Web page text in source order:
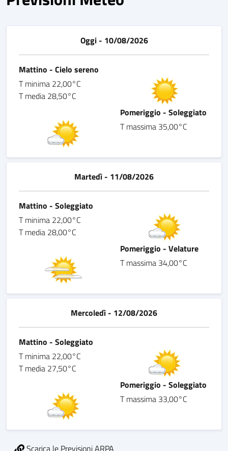
Oggi - 10/08/2026
Mattino - Cielo sereno
T minima 22,00°C
T media 28,50°C
Pomeriggio - Soleggiato
T massima 35,00°C
Martedì - 11/08/2026
Mattino - Soleggiato
T minima 22,00°C
T media 28,00°C
Pomeriggio - Velature
T massima 34,00°C
Mercoledì - 12/08/2026
Mattino - Soleggiato
T minima 22,00°C
T media 27,50°C
Pomeriggio - Soleggiato
T massima 33,00°C
Scarica le Previsioni ARPA